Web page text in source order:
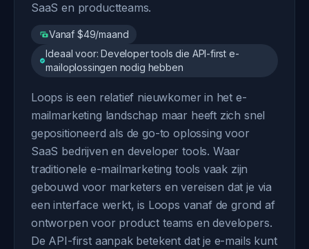
SaaS en productteams.
Vanaf $49/maand
Ideaal voor: Developer tools die API-first e-
mailoplossingen nodig hebben
Loops is een relatief nieuwkomer in het e-
mailmarketing landschap maar heeft zich snel
gepositioneerd als de go-to oplossing voor
SaaS bedrijven en developer tools. Waar
traditionele e-mailmarketing tools vaak zijn
gebouwd voor marketers en vereisen dat je via
een interface werkt, is Loops vanaf de grond af
ontworpen voor product teams en developers.
De API-first aanpak betekent dat je e-mails kunt